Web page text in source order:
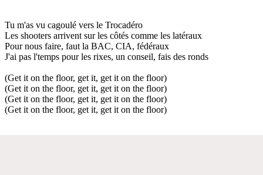
Tu m'as vu cagoulé vers le Trocadéro
Les shooters arrivent sur les côtés comme les latéraux
Pour nous faire, faut la BAC, CIA, fédéraux
J'ai pas l'temps pour les rixes, un conseil, fais des ronds
(Get it on the floor, get it, get it on the floor)
(Get it on the floor, get it, get it on the floor)
(Get it on the floor, get it, get it on the floor)
(Get it on the floor, get it, get it on the floor)